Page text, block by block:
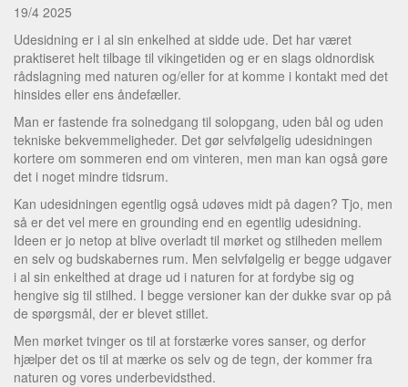
19/4 2025
Udesidning er i al sin enkelhed at sidde ude. Det har været
praktiseret helt tilbage til vikingetiden og er en slags oldnordisk
rådslagning med naturen og/eller for at komme i kontakt med det
hinsides eller ens åndefæller.
Man er fastende fra solnedgang til solopgang, uden bål og uden
tekniske bekvemmeligheder. Det gør selvfølgelig udesidningen
kortere om sommeren end om vinteren, men man kan også gøre
det i noget mindre tidsrum.
Kan udesidningen egentlig også udøves midt på dagen? Tjo, men
så er det vel mere en grounding end en egentlig udesidning.
Ideen er jo netop at blive overladt til mørket og stilheden mellem
en selv og budskabernes rum. Men selvfølgelig er begge udgaver
i al sin enkelthed at drage ud i naturen for at fordybe sig og
hengive sig til stilhed. I begge versioner kan der dukke svar op på
de spørgsmål, der er blevet stillet.
Men mørket tvinger os til at forstærke vores sanser, og derfor
hjælper det os til at mærke os selv og de tegn, der kommer fra
naturen og vores underbevidsthed.